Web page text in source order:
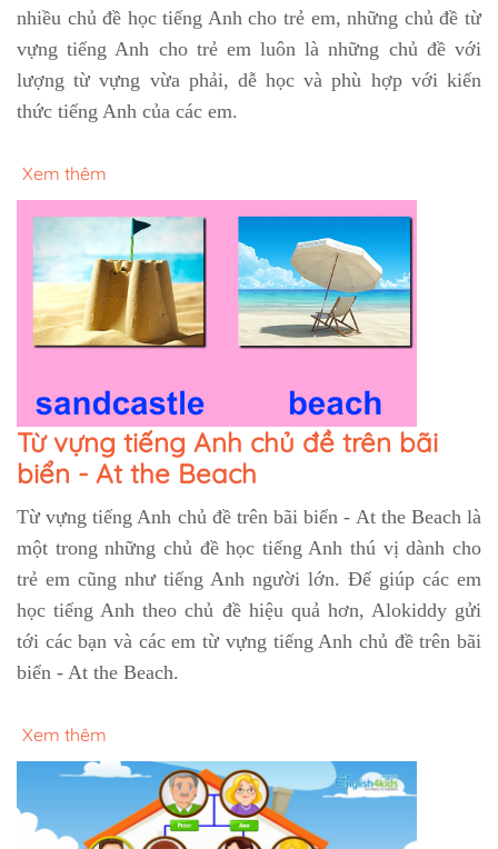
nhiều chủ đề học tiếng Anh cho trẻ em, những chủ đề từ
vựng tiếng Anh cho trẻ em luôn là những chủ đề với
lượng từ vựng vừa phải, dễ học và phù hợp với kiến
thức tiếng Anh của các em.
Xem thêm
Từ vựng tiếng Anh chủ đề trên bãi
biển - At the Beach
Từ vựng tiếng Anh chủ đề trên bãi biển - At the Beach là
một trong những chủ đề học tiếng Anh thú vị dành cho
trẻ em cũng như tiếng Anh người lớn. Để giúp các em
học tiếng Anh theo chủ đề hiệu quả hơn, Alokiddy gửi
tới các bạn và các em từ vựng tiếng Anh chủ đề trên bãi
biển - At the Beach.
Xem thêm